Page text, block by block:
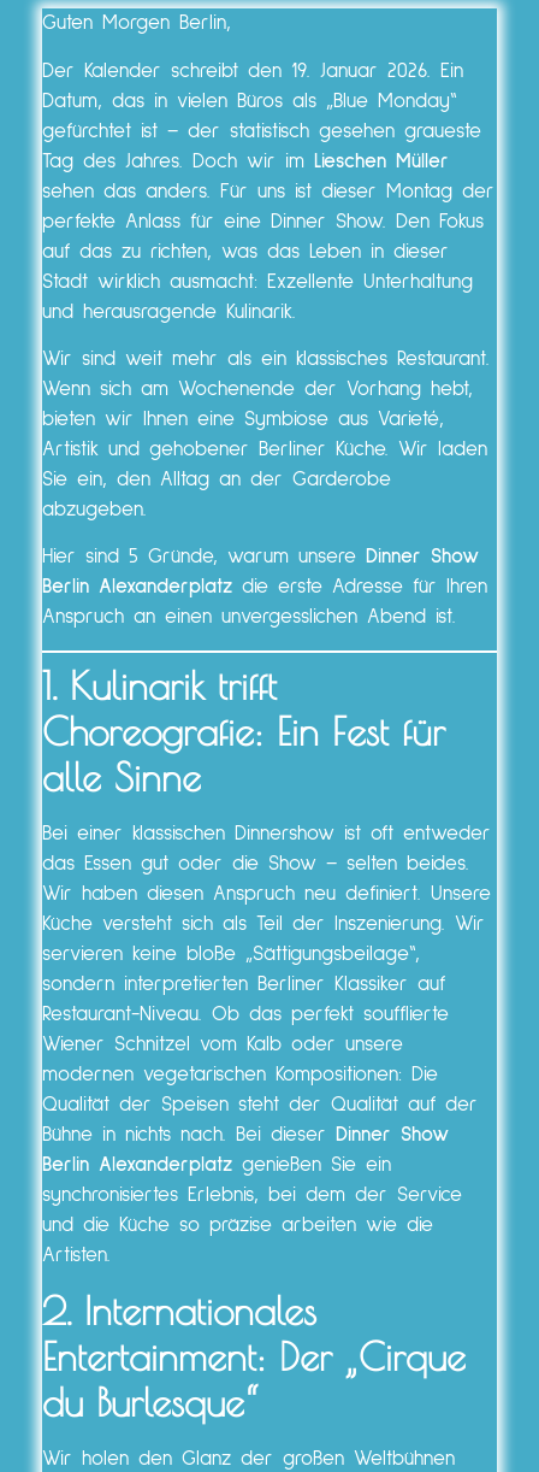
Guten Morgen Berlin,
Der Kalender schreibt den 19. Januar 2026. Ein
Datum, das in vielen Büros als „Blue Monday“
gefürchtet ist – der statistisch gesehen graueste
Tag des Jahres. Doch wir im Lieschen Müller
sehen das anders. Für uns ist dieser Montag der
perfekte Anlass für eine Dinner Show. Den Fokus
auf das zu richten, was das Leben in dieser
Stadt wirklich ausmacht: Exzellente Unterhaltung
und herausragende Kulinarik.
Wir sind weit mehr als ein klassisches Restaurant.
Wenn sich am Wochenende der Vorhang hebt,
bieten wir Ihnen eine Symbiose aus Varieté,
Artistik und gehobener Berliner Küche. Wir laden
Sie ein, den Alltag an der Garderobe
abzugeben.
Hier sind 5 Gründe, warum unsere Dinner Show
Berlin Alexanderplatz die erste Adresse für Ihren
Anspruch an einen unvergesslichen Abend ist.
1. Kulinarik trifft
Choreografie: Ein Fest für
alle Sinne
Bei einer klassischen Dinnershow ist oft entweder
das Essen gut oder die Show – selten beides.
Wir haben diesen Anspruch neu definiert. Unsere
Küche versteht sich als Teil der Inszenierung. Wir
servieren keine bloße „Sättigungsbeilage“,
sondern interpretierten Berliner Klassiker auf
Restaurant-Niveau. Ob das perfekt soufflierte
Wiener Schnitzel vom Kalb oder unsere
modernen vegetarischen Kompositionen: Die
Qualität der Speisen steht der Qualität auf der
Bühne in nichts nach. Bei dieser
Dinner Show
Berlin Alexanderplatz genießen Sie ein
synchronisiertes Erlebnis, bei dem der Service
und die Küche so präzise arbeiten wie die
Artisten.
2. Internationales
Entertainment: Der „Cirque
du Burlesque“
Wir holen den Glanz der großen Weltbühnen